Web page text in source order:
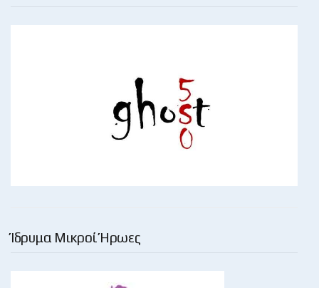
Ίδρυμα Μικροί Ήρωες